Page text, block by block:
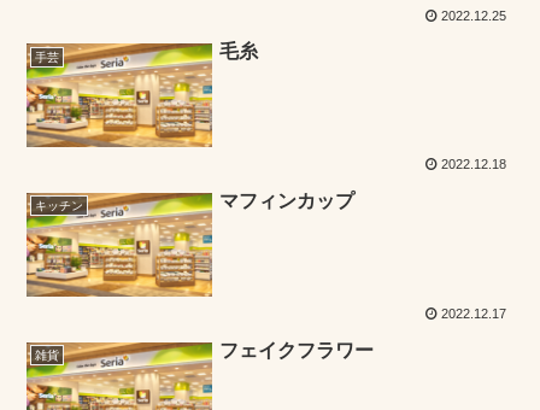
2022.12.25
手芸 毛糸
2022.12.18
キッチン マフィンカップ
2022.12.17
雑貨 フェイクフラワー